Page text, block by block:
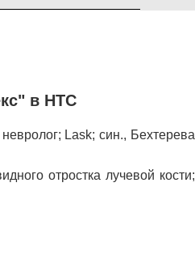
в НТС
Lask; син., Бехтерева
отростка лучевой кости;